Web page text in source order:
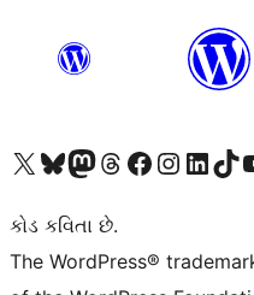
અમારા X (અગાઉ ટ્વિટર) એકાઉન્ટની મુલાકાત લોઅમારા Bluesky એકાઉન્ટની મુલાકાત લોઅમારા માસ્ટોડોન એકાઉન્ટની મુલાકાત લોઅમારા Threads એકાઉન્ટની મુલાકાત લો અમારા ફેસબુક પેજની મુલાકાત લોઅમારા ઇન્સ્ટાગ્રામ એકાઉન્ટની મુલાકાત લો અમારા LinkedIn એકાઉન્ટની મુલાકાત લોઅમારા TikTok એકાઉન્ટની મુલાકાત લોઅમારી
કોડ કવિતા છે.
The WordPress®